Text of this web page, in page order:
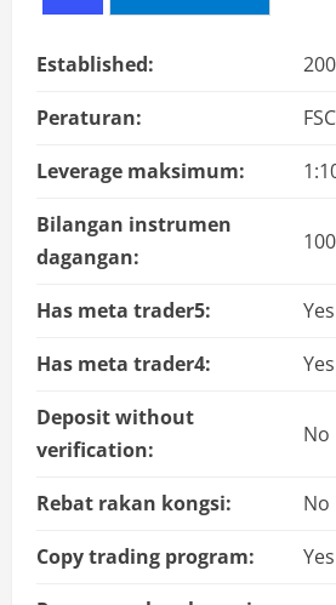
Established:
Peraturan:
Leverage maksimum:
Bilangan instrumen
dagangan:
Has meta trader5:
Yes
Has meta trader4:
Yes
Deposit without
verification:
No
Rebat rakan kongsi:
No
Copy trading program:
Yes